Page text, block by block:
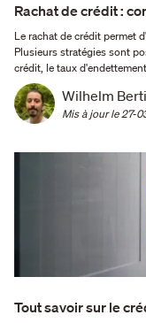
Rachat de crédit :
Le rachat de crédit permet
Plusieurs stratégies sont possibles. Dans la poche Pour
crédit, le taux
Comparez toujours le TAEG des
Wilhelm
Mis à jour le 27-
Tout savoir sur le